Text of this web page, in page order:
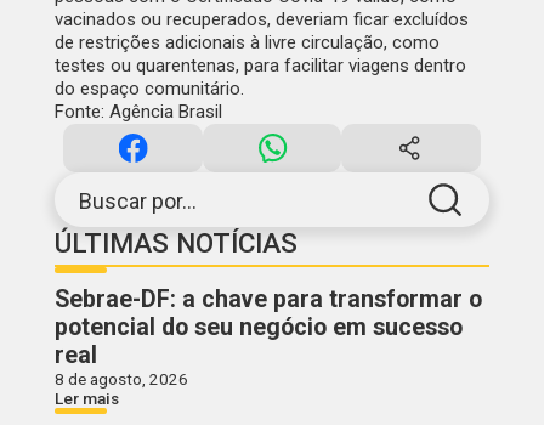
Buscar por...
ÚLTIMAS NOTÍCIAS
Sebrae-DF: a chave para transformar o
potencial do seu negócio em sucesso
real
8 de agosto, 2026
Ler mais
vacinados ou recuperados, deveriam ficar excluídos
de restrições adicionais à livre circulação, como
testes ou quarentenas, para facilitar viagens dentro
do espaço comunitário.
Fonte: Agência Brasil